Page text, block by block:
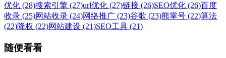
优化 (28)搜索引擎 (27)url优化 (27)链接 (26)SEO优化 (26)百度
收录 (25)网站收录 (24)网络推广 (23)谷歌 (23)熊掌号 (22)算法
(22)降权 (22)网站建设 (21)SEO工具 (21)
随便看看